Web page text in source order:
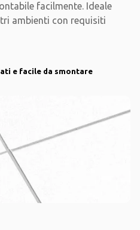
facilmente. Ideale
ambienti con requisiti
e facile da smontare